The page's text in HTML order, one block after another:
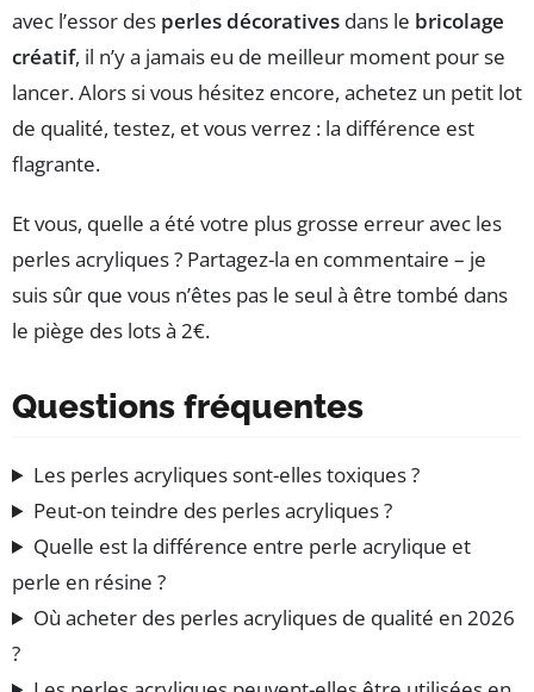
avec l’essor des perles décoratives dans le bricolage
créatif, il n’y a jamais eu de meilleur moment pour se
lancer. Alors si vous hésitez encore, achetez un petit lot
de qualité, testez, et vous verrez : la différence est
flagrante.
Et vous, quelle a été votre plus grosse erreur avec les
perles acryliques ? Partagez-la en commentaire – je
suis sûr que vous n’êtes pas le seul à être tombé dans
le piège des lots à 2€.
Questions fréquentes
Les perles acryliques sont-elles toxiques ?
Peut-on teindre des perles acryliques ?
Quelle est la différence entre perle acrylique et
perle en résine ?
Où acheter des perles acryliques de qualité en 2026
?